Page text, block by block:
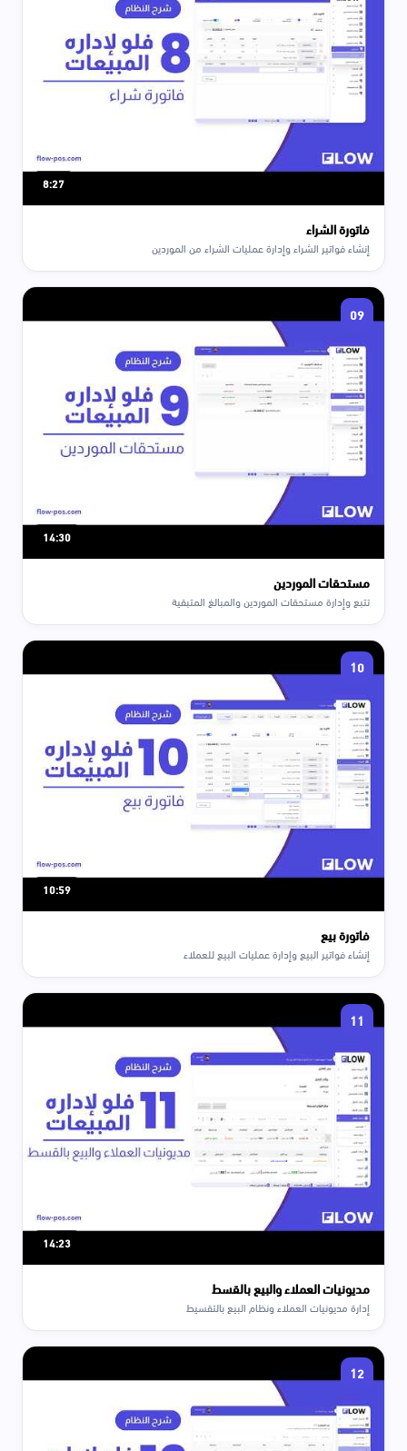
8:27
فاتورة الشراء
إنشاء فواتير الشراء وإدارة عمليات الشراء من الموردين
14:30
09
مستحقات الموردين
تتبع وإدارة مستحقات الموردين والمبالغ المتبقية
10:59
10
فاتورة بيع
إنشاء فواتير البيع وإدارة عمليات البيع للعملاء
14:23
11
مديونيات العملاء والبيع بالقسط
إدارة مديونيات العملاء ونظام البيع بالتقسيط
12